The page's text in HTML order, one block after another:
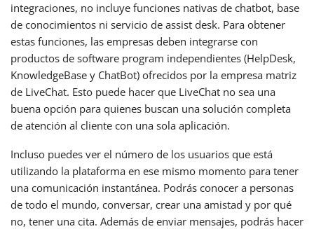
integraciones, no incluye funciones nativas de chatbot, base
de conocimientos ni servicio de assist desk. Para obtener
estas funciones, las empresas deben integrarse con
productos de software program independientes (HelpDesk,
KnowledgeBase y ChatBot) ofrecidos por la empresa matriz
de LiveChat. Esto puede hacer que LiveChat no sea una
buena opción para quienes buscan una solución completa
de atención al cliente con una sola aplicación.
Incluso puedes ver el número de los usuarios que está
utilizando la plataforma en ese mismo momento para tener
una comunicación instantánea. Podrás conocer a personas
de todo el mundo, conversar, crear una amistad y por qué
no, tener una cita. Además de enviar mensajes, podrás hacer